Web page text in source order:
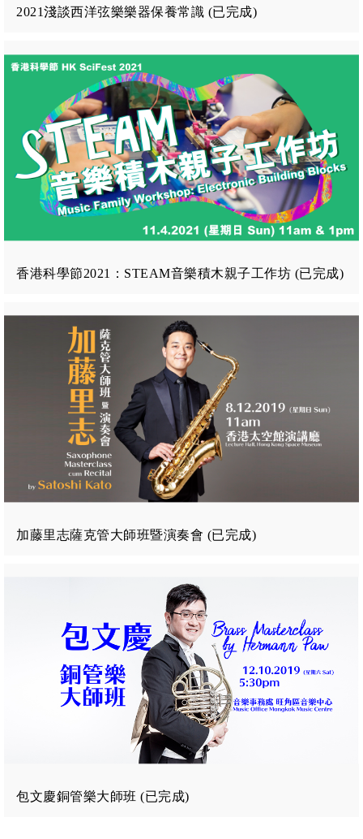
2021淺談西洋弦樂樂器保養常識 (已完成)
香港科學節2021：STEAM音樂積木親子工作坊 (已完成)
加藤里志薩克管大師班暨演奏會 (已完成)
包文慶銅管樂大師班 (已完成)